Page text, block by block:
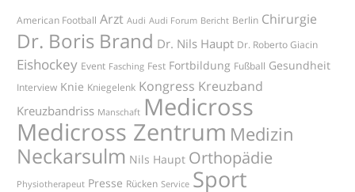
American Football Arzt Audi Audi Forum Bericht Berlin Chirurgie
Dr. Boris Brand Dr. Nils Haupt Dr. Roberto Giacin
Eishockey Event Fasching Fest Fortbildung Fußball Gesundheit
Interview Knie Kniegelenk Kongress Kreuzband
Kreuzbandriss Manschaft Medicross
Medicross Zentrum Medizin
Neckarsulm Nils Haupt Orthopädie
Physiotherapeut Presse Rücken Service Sport